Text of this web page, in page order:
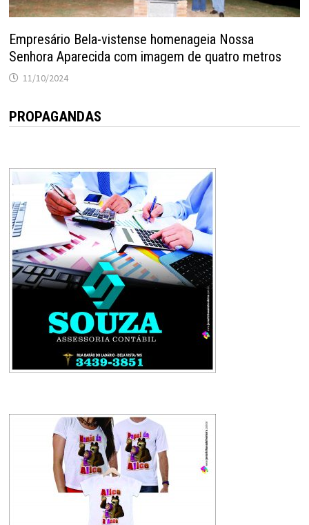
Empresário Bela-vistense homenageia Nossa
Senhora Aparecida com imagem de quatro metros
11/10/2024
PROPAGANDAS